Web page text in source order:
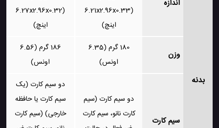
بدنه
اندازه
(6.21x2.96x0.33
اینچ)
(6.27x2.96x0.32
اینچ)
وزن
180 گرم (6.35
اونس)
186 گرم (6.56
اونس)
سیم کارت
دو سیم کارت (سیم
کارت نانو، سیم کارت
دو سیم کارت (یک
سیم کارت یا حافظه
خارجی) (سیم کارت